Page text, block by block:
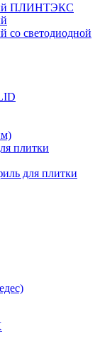
ПЛИНТЭКС
со светодиодной
плитки
для плитки